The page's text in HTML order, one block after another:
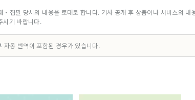
・집필 당시의 내용을 토대로 합니다. 기사 공개 후 상품이나 서비스의
시기 바랍니다.
자동 번역이 포함된 경우가 있습니다.